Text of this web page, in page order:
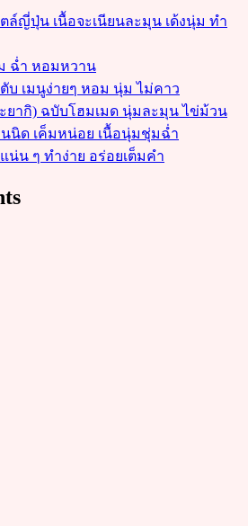
ล์ญี่ปุ่น เนื้อจะเนียนละมุน เด้งนุ่ม ทำ
ฉ่ำ หอมหวาน
บ เมนูง่ายๆ หอม นุ่ม ไม่คาว
ยากิ) ฉบับโฮมเมด นุ่มละมุน ไข่ม้วน
นิด เค็มหน่อย เนื้อนุ่มชุ่มฉ่ำ
น่น ๆ ทำง่าย อร่อยเต็มคำ